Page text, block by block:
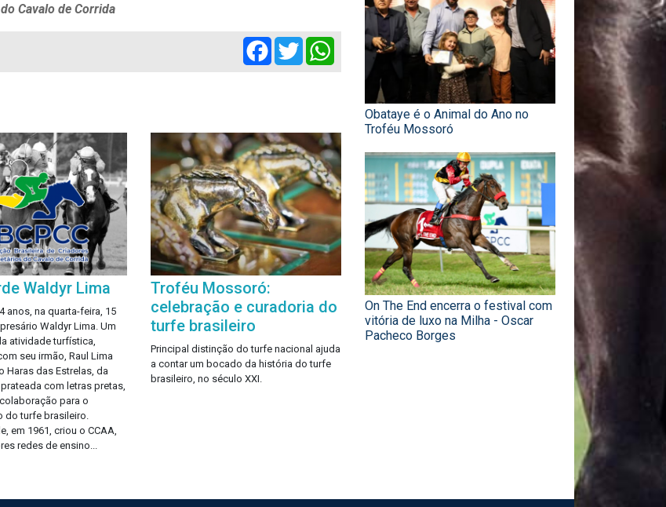
Cavalo de Corrida
Facebook
Twitter WhatsApp
Waldyr Lima
anos, na quarta-feira, 15
Waldyr Lima. Um
atividade turfística,
seu irmão, Raul Lima
Haras das Estrelas, da
com letras pretas,
para o
do turfe brasileiro.
em 1961, criou o CCAA,
redes de ensino...
Troféu Mossoró:
celebração e curadoria do
turfe brasileiro
Principal distinção do turfe nacional ajuda
a contar um bocado da história do turfe
brasileiro, no século XXI.
Obataye é o Animal do Ano no
Troféu Mossoró
On The End encerra o festival com
vitória de luxo na Milha - Oscar
Pacheco Borges